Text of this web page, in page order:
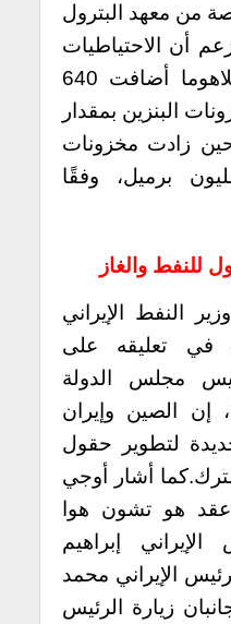
من معهد البترول
أن الاحتياطيات
في كوشينغ بولاية أوكلاهوما أضافت 640
البنزين بمقدار
حين زادت مخزونات
التقطير 3.9 مليون برميل، وفقًا
للنفط والغاز
النفط الإيراني
في تعليقه على
مجلس الدولة
إن الصين وإيران
لتطوير حقول
كما أشار أوجي
عقد هو تشون هوا
إبراهيم
الإيراني محمد
زيارة الرئيس